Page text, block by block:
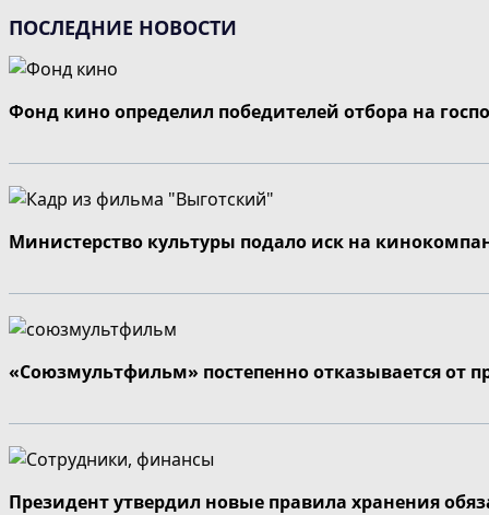
ПОСЛЕДНИЕ НОВОСТИ
Фонд кино определил победителей отбора на
Министерство культуры подало иск на
«Союзмультфильм» постепенно отказывается от
Президент утвердил новые правила хранения